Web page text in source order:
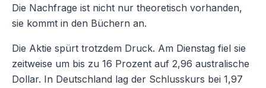
Die Nachfrage ist nicht nur theoretisch vorhanden,
sie kommt in den Büchern an.
Die Aktie spürt trotzdem Druck. Am Dienstag fiel sie
zeitweise um bis zu 16 Prozent auf 2,96 australische
Dollar. In Deutschland lag der Schlusskurs bei 1,97